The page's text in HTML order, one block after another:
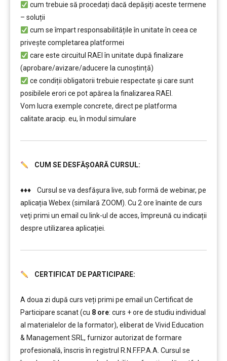
cum trebuie să procedați dacă depăşiți aceste termene
– soluții
cum se împart responsabilitățile în unitate în ceea ce
privește completarea platformei
care este circuitul RAEI în unitate după finalizare
(aprobare/avizare/aducere la cunoştință)
ce condiții obligatorii trebuie respectate şi care sunt
posibilele erori ce pot apărea la finalizarea RAEI.
Vom lucra exemple concrete, direct pe platforma
calitate.aracip. eu, în modul simulare
CUM SE DESFĂȘOARĂ CURSUL:
♦♦♦ Cursul se va desfășura live, sub formă de webinar, pe
aplicația Webex (similară ZOOM). Cu 2 ore înainte de curs
veţi primi un email cu link-ul de acces, împreună cu indicații
despre utilizarea aplicației.
CERTIFICAT DE PARTICIPARE:
A doua zi după curs veți primi pe email un Certificat de
Participare scanat (cu 8 ore: curs + ore de studiu individual
al materialelor de la formator), eliberat de Vivid Education
& Management SRL, furnizor autorizat de formare
profesională, înscris în registrul R.N.F.F.P.A.A. Cursul se